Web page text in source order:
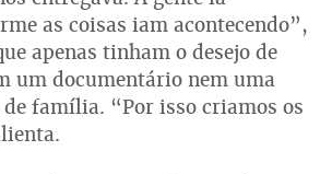
as coisas iam acontecendo”,
apenas tinham o desejo de
um documentário nem uma
de família. “Por isso criamos os